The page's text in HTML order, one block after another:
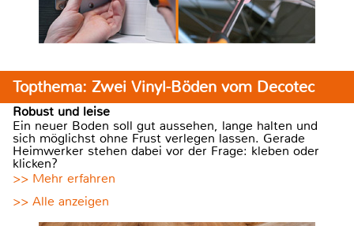
Topthema: Zwei Vinyl-Böden vom Decotec
Robust und leise
Ein neuer Boden soll gut aussehen, lange halten und
sich möglichst ohne Frust verlegen lassen. Gerade
Heimwerker stehen dabei vor der Frage: kleben oder
klicken?
>> Mehr erfahren
>> Alle anzeigen